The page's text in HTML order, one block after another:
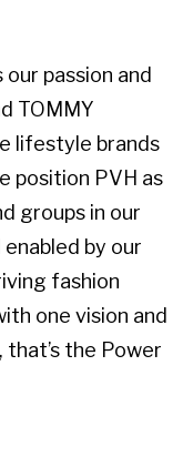
passion and
TOMMY
lifestyle brands
position PVH as
groups in our
by our
fashion
one vision and
that’s the Power